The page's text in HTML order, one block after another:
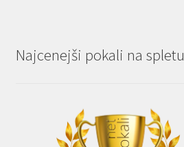
Najcenejši pokali na spletu